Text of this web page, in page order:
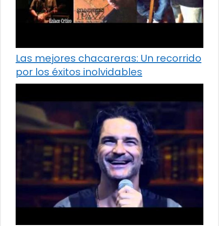
Las mejores chacareras: Un recorrido
por los éxitos inolvidables